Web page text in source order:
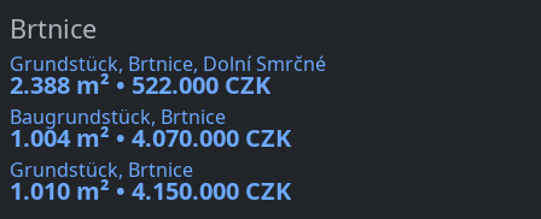
Brtnice
Grundstück, Brtnice, Dolní Smrčné
2.388 m² • 522.000 CZK
Baugrundstück, Brtnice
1.004 m² • 4.070.000 CZK
Grundstück, Brtnice
1.010 m² • 4.150.000 CZK